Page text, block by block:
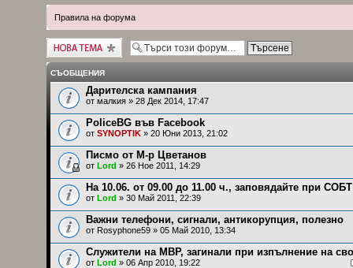
Правила на форума
Публикувай нова
тема
СЪОБЩЕНИЯ
Дарителска кампания
от малкия » 28 Дек 2014, 17:47
PoliceBG във Facebook
от SYNOPTIK » 20 Юни 2013, 21:02
Писмо от М-р Цветанов
от Lord » 26 Ное 2011, 14:29
На 10.06. от 09.00 до 11.00 ч., заповядайте при
от Lord » 30 Май 2011, 22:39
Важни телефони, сигнали, антикорупция, полезно
от Rosyphone59 » 05 Май 2010, 13:34
Служители на МВР, загинали при изпълнение на
от Lord » 06 Апр 2010, 19:22